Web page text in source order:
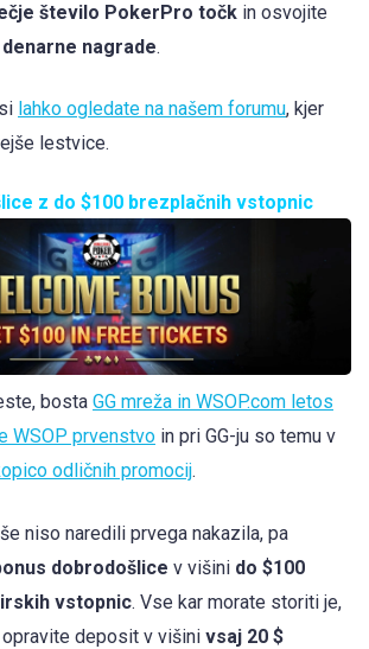
število PokerPro točk in osvojite
nagrade.
lahko ogledate na našem forumu, kjer
lestvice.
z do $100 brezplačnih vstopnic
bosta GG mreža in WSOP.com letos
WSOP prvenstvo in pri GG-ju so temu v
odličnih promocij.
niso naredili prvega nakazila, pa
dobrodošlice v višini do $100
vstopnic. Vse kar morate storiti je,
deposit v višini vsaj 20 $